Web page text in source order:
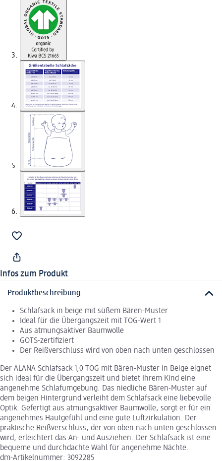
Infos zum Produkt
Produktbeschreibung
Schlafsack in beige mit süßem Bären-Muster
Ideal für die Übergangszeit mit TOG-Wert 1
Aus atmungsaktiver Baumwolle
GOTS-zertifiziert
Der Reißverschluss wird von oben nach unten geschlossen
Der ALANA Schlafsack 1,0 TOG mit Bären-Muster in Beige eignet
sich ideal für die Übergangszeit und bietet Ihrem Kind eine
angenehme Schlafumgebung. Das niedliche Bären-Muster auf
dem beigen Hintergrund verleiht dem Schlafsack eine liebevolle
Optik. Gefertigt aus atmungsaktiver Baumwolle, sorgt er für ein
angenehmes Hautgefühl und eine gute Luftzirkulation. Der
praktische Reißverschluss, der von oben nach unten geschlossen
wird, erleichtert das An- und Ausziehen. Der Schlafsack ist eine
bequeme und durchdachte Wahl für angenehme Nächte.
dm-Artikelnummer: 3092285